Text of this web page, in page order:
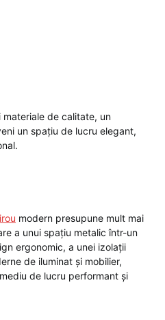
materiale de calitate, un
un spațiu de lucru elegant,
modern presupune mult mai
a unui spațiu metalic într-un
ergonomic, a unei izolații
de iluminat și mobilier,
de lucru performant și